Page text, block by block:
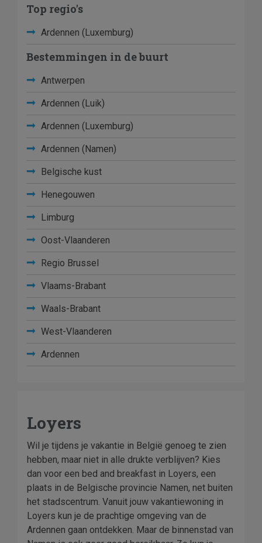
Top regio's
Ardennen (Luxemburg)
Bestemmingen in de buurt
Antwerpen
Ardennen (Luik)
Ardennen (Luxemburg)
Ardennen (Namen)
Belgische kust
Henegouwen
Limburg
Oost-Vlaanderen
Regio Brussel
Vlaams-Brabant
Waals-Brabant
West-Vlaanderen
Ardennen
Loyers
Wil je tijdens je vakantie in België genoeg te zien
hebben, maar niet in alle drukte verblijven? Kies
dan voor een bed and breakfast in Loyers, een
plaats in de Belgische provincie Namen, net buiten
het stadscentrum. Vanuit jouw vakantiewoning in
Loyers kun je de prachtige omgeving van de
Ardennen gaan ontdekken. Maar de binnenstad van